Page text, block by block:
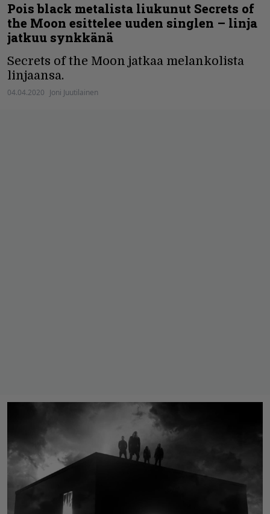
Pois black metalista liukunut Secrets of
the Moon esittelee uuden singlen – linja
jatkuu synkkänä
Secrets of the Moon jatkaa melankolista
linjaansa.
04.04.2020 Joni Juutilainen